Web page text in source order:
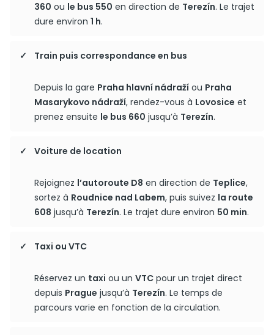
360 ou le bus 550 en direction de Terezín. Le trajet
dure environ 1 h.
Train puis correspondance en bus
Depuis la gare Praha hlavní nádraží ou Praha
Masarykovo nádraží, rendez-vous à Lovosice et
prenez ensuite le bus 660 jusqu’à Terezín.
Voiture de location
Rejoignez l’autoroute D8 en direction de Teplice,
sortez à Roudnice nad Labem, puis suivez la route
608 jusqu’à Terezín. Le trajet dure environ 50 min.
Taxi ou VTC
Réservez un taxi ou un VTC pour un trajet direct
depuis Prague jusqu’à Terezín. Le temps de
parcours varie en fonction de la circulation.